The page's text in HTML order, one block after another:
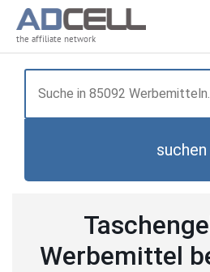
the affiliate network
suchen
Werbemittel